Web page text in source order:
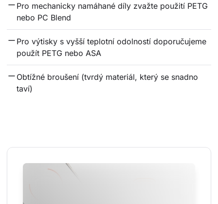
Pro mechanicky namáhané díly zvažte použití PETG
nebo PC Blend
Pro výtisky s vyšší teplotní odolností doporučujeme
použít PETG nebo ASA
Obtížné broušení (tvrdý materiál, který se snadno
taví)